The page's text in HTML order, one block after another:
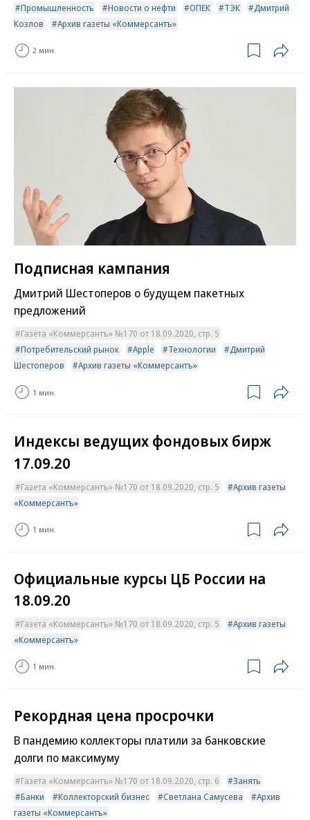
Промышленность
Новости о нефти ОПЕК ТЭК
Дмитрий
Козлов
Архив газеты «Коммерсантъ»
2 мин.
Подписная кампания
Дмитрий Шестоперов о будущем пакетных
предложений
Газета «Коммерсантъ» №170 от 18.09.2020, стр. 5
Потребительский рынок
Apple Технологии
Дмитрий
Шестоперов
Архив газеты «Коммерсантъ»
1 мин.
Индексы ведущих фондовых бирж
17.09.20
Газета «Коммерсантъ» №170 от 18.09.2020, стр. 5
Архив газеты
«Коммерсантъ»
1 мин.
Официальные курсы ЦБ России на
18.09.20
Газета «Коммерсантъ» №170 от 18.09.2020, стр. 5
Архив газеты
«Коммерсантъ»
1 мин.
Рекордная цена просрочки
В пандемию коллекторы платили за банковские
долги по максимуму
Газета «Коммерсантъ» №170 от 18.09.2020, стр. 6
Занять
Банки
Коллекторский бизнес Светлана Самусева
Архив
газеты «Коммерсантъ»